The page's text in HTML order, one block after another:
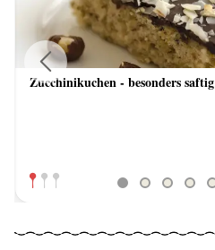
Zucchinikuchen - besonders saftig
Previous